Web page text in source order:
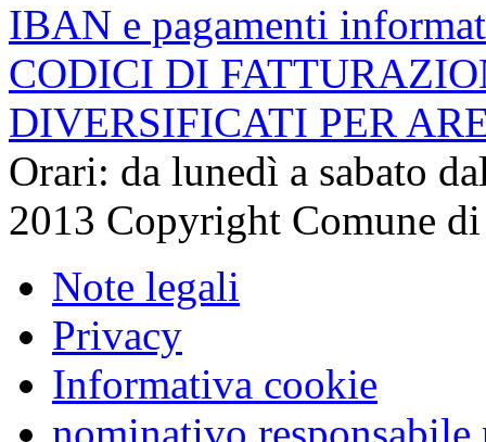
IBAN e pagamenti
CODICI DI
DIVERSIFICATI PER
Orari: da lunedì a sabato
2013 Copyright Comune
Note legali
Privacy
Informativa cookie